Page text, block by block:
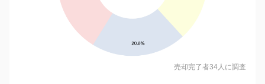
売却完了者34人に調査